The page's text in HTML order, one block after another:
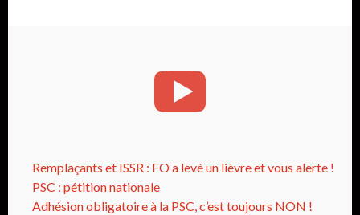
Remplaçants et ISSR : FO a levé un lièvre et vous alerte !
PSC : pétition nationale
Adhésion obligatoire à la PSC, c’est toujours NON !